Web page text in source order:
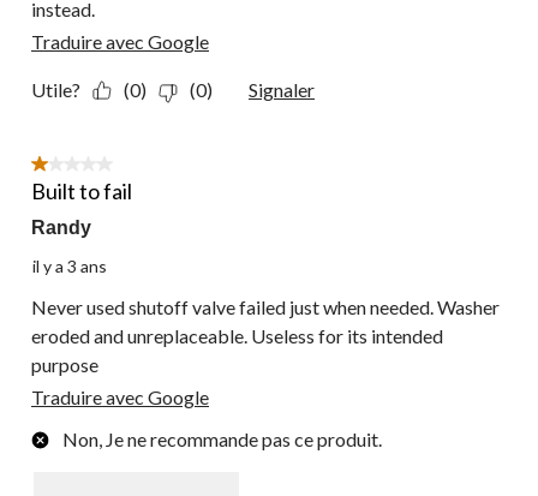
instead.
Traduire avec Google
Utile? (0) (0) Signaler
1 étoile(s) sur 5.
Built to fail
Randy
il y a 3 ans
Never used shutoff valve failed just when needed. Washer
eroded and unreplaceable. Useless for its intended
purpose
Traduire avec Google
Non, Je ne recommande pas ce produit.